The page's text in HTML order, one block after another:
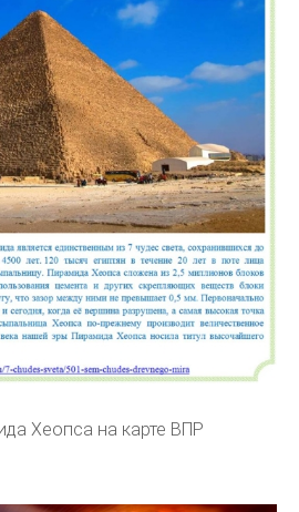
Хеопса на карте ВПР